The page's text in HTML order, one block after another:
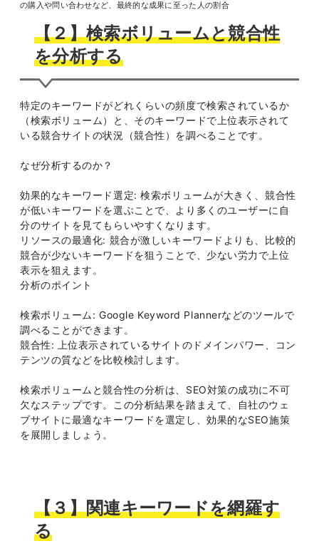
の購入や問い合わせなど、最終的な成果に至った人の割合
【２】検索ボリュームと競合性
を分析する
特定のキーワードがどれくらいの頻度で検索されているか
（検索ボリューム）と、そのキーワードで上位表示されて
いる競合サイトの状況（競合性）を調べることです。
なぜ分析するのか？
効果的なキーワード選定: 検索ボリュームが大きく、競合性
が低いキーワードを選ぶことで、より多くのユーザーに自
分のサイトを見てもらいやすくなります。
リソースの最適化: 競合が激しいキーワードよりも、比較的
競合が少ないキーワードを狙うことで、少ない労力で上位
表示を狙えます。
分析のポイント
検索ボリューム: Google Keyword Plannerなどのツールで
調べることができます。
競合性: 上位表示されているサイトのドメインパワー、コン
テンツの質などを比較検討します。
検索ボリュームと競合性の分析は、SEO対策の成功に不可
欠なステップです。この分析結果を踏まえて、自社のウェ
ブサイトに最適なキーワードを選定し、効果的なSEO施策
を展開しましょう。
【３】関連キーワードを網羅す
る